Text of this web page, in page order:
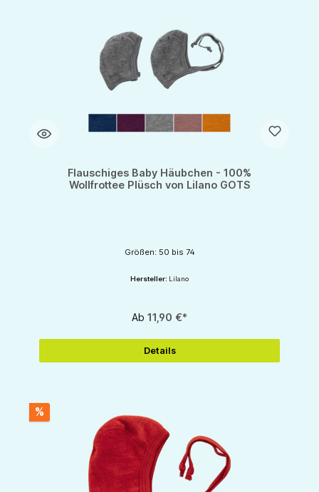
Flauschiges Baby Häubchen - 100%
Wollfrottee Plüsch von Lilano GOTS
Größen: 50 bis 74
Hersteller: Lilano
Ab 11,90 €*
Details
%